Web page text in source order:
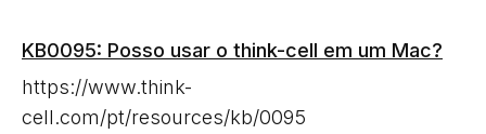
KB0095: Posso usar o think-cell em um Mac?
https://www.think-
cell.com/pt/resources/kb/0095